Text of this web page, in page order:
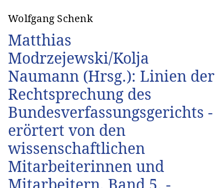
Wolfgang Schenk
Matthias
Modrzejewski/Kolja
Naumann (Hrsg.): Linien der
Rechtsprechung des
Bundesverfassungsgerichts -
erörtert von den
wissenschaftlichen
Mitarbeiterinnen und